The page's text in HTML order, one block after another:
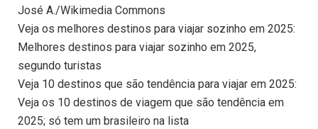
José A./Wikimedia Commons
Veja os melhores destinos para viajar sozinho em 2025:
Melhores destinos para viajar sozinho em 2025,
segundo turistas
Veja 10 destinos que são tendência para viajar em 2025:
Veja os 10 destinos de viagem que são tendência em
2025; só tem um brasileiro na lista